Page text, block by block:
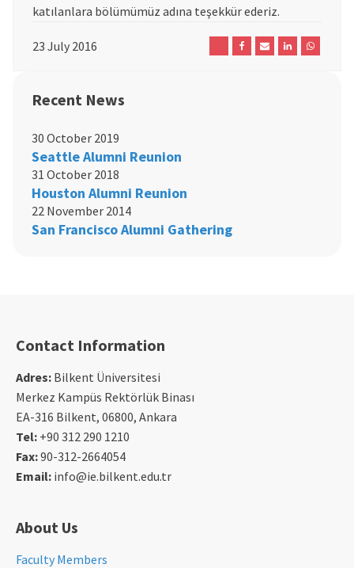
katılanlara bölümümüz adına teşekkür ederiz.
23 July 2016
Recent News
30 October 2019
Seattle Alumni Reunion
31 October 2018
Houston Alumni Reunion
22 November 2014
San Francisco Alumni Gathering
Contact Information
Adres: Bilkent Üniversitesi
Merkez Kampüs Rektörlük Binası
EA-316 Bilkent, 06800, Ankara
Tel: +90 312 290 1210
Fax:90-312-2664054
Email: info@ie.bilkent.edu.tr
About Us
Faculty Members